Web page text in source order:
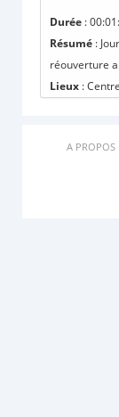
Durée :
Résumé :
réouverture
Lieux :
A PROPOS